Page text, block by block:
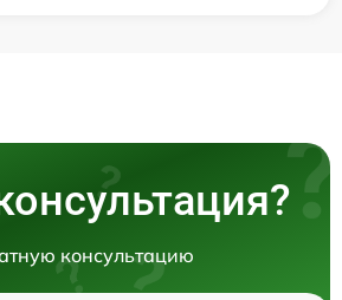
консультацию